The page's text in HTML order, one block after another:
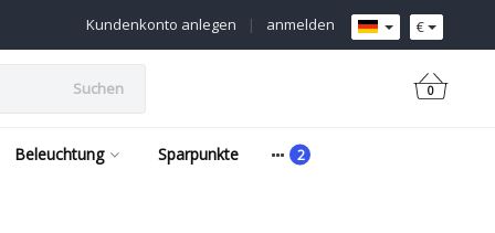
€
anmelden
|
Kundenkonto anlegen
Suchen 0
Beleuchtung Sparpunkte